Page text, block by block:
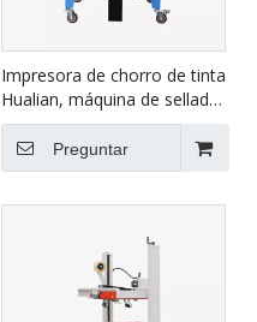
Impresora de chorro de tinta
Hualian, máquina de sellado
de cinta de cartón, máquina
de embalaje de sellado de
cajas de cartón, FXJ-6050C
Preguntar